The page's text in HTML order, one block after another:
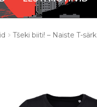
Tšeki biiti! – Naiste T-särk